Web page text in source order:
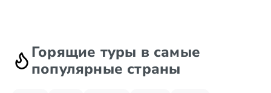
Горящие туры в самые
популярные страны